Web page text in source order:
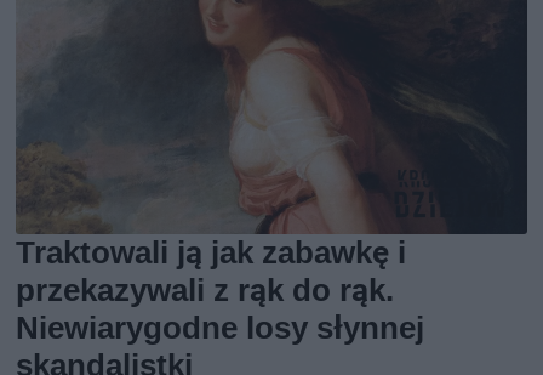
Traktowali ją jak zabawkę i
przekazywali z rąk do rąk.
Niewiarygodne losy słynnej
skandalistki